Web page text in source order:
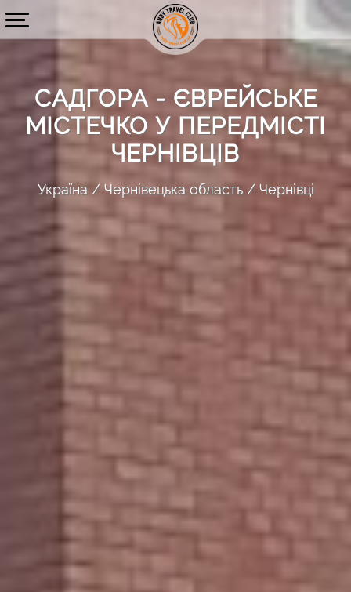
САДГОРА - ЄВРЕЙСЬКЕ
МІСТЕЧКО У ПЕРЕДМІСТІ
ЧЕРНІВЦІВ
Україна Чернівецька область Чернівці